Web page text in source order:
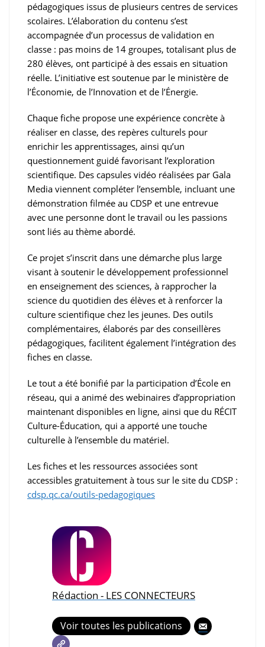
pédagogiques issus de plusieurs centres de services
scolaires. L’élaboration du contenu s’est
accompagnée d’un processus de validation en
classe : pas moins de 14 groupes, totalisant plus de
280 élèves, ont participé à des essais en situation
réelle. L’initiative est soutenue par le ministère de
l’Économie, de l’Innovation et de l’Énergie.
Chaque fiche propose une expérience concrète à
réaliser en classe, des repères culturels pour
enrichir les apprentissages, ainsi qu’un
questionnement guidé favorisant l’exploration
scientifique. Des capsules vidéo réalisées par Gala
Media viennent compléter l’ensemble, incluant une
démonstration filmée au CDSP et une entrevue
avec une personne dont le travail ou les passions
sont liés au thème abordé.
Ce projet s’inscrit dans une démarche plus large
visant à soutenir le développement professionnel
en enseignement des sciences, à rapprocher la
science du quotidien des élèves et à renforcer la
culture scientifique chez les jeunes. Des outils
complémentaires, élaborés par des conseillères
pédagogiques, facilitent également l’intégration des
fiches en classe.
Le tout a été bonifié par la participation d’École en
réseau, qui a animé des webinaires d’appropriation
maintenant disponibles en ligne, ainsi que du RÉCIT
Culture-Éducation, qui a apporté une touche
culturelle à l’ensemble du matériel.
Les fiches et les ressources associées sont
accessibles gratuitement à tous sur le site du CDSP :
cdsp.qc.ca/outils-pedagogiques
Rédaction - LES CONNECTEURS
Voir toutes les publications